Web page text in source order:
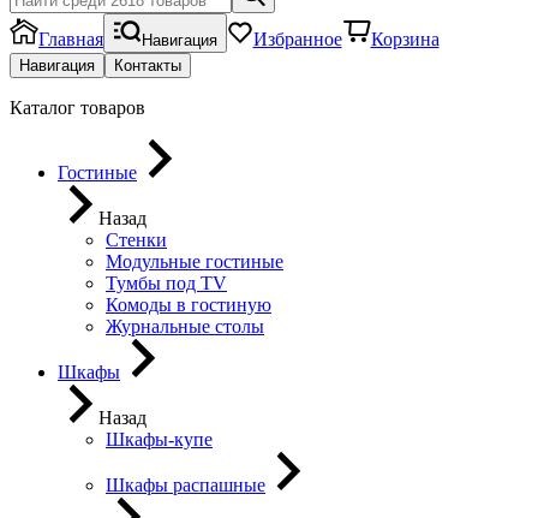
Главная Навигация Избранное Корзина
Навигация Контакты
Каталог товаров
Гостиные
Назад
Стенки
Модульные гостиные
Тумбы под ТV
Комоды в гостиную
Журнальные столы
Шкафы
Назад
Шкафы-купе
Шкафы распашные